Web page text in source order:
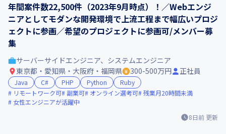
年間案件数22,500件（2023年9月時点）！／Webエンジ
ニアとしてモダンな開発環境で上流工程まで幅広いプロジ
ェクトに参画／希望のプロジェクトに参画可/メンバー募
集
8日前 更新
サーバーサイドエンジニア、システムエンジニア
東京都・愛知県・大阪府・福岡県
300-500万円 正社員
Java C# PHP Python
Ruby
リモートワーク可
副業可 オンライン選考可 残業月20時間未満
女性エンジニアが活躍中